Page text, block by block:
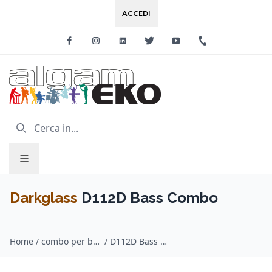
ACCEDI
FacebookInstagramLinkedinTwitter Youtube
Darkglass D112D Bass Combo
Home / combo per basso / Darkglass / D112D Bass Combo